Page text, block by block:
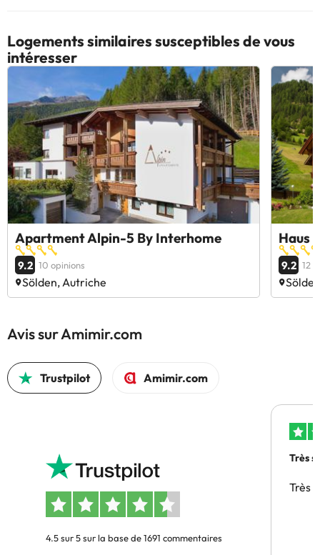
Logements similaires susceptibles de vous
intéresser
Apartment Alpin-5 By Interhome
9.2 10 opinions
Sölden, Autriche
Haus
9.2 12
Avis sur Amimir.com
Trustpilot Amimir.com
4.5 sur 5 sur la base de 1691 commentaires
Très
Très